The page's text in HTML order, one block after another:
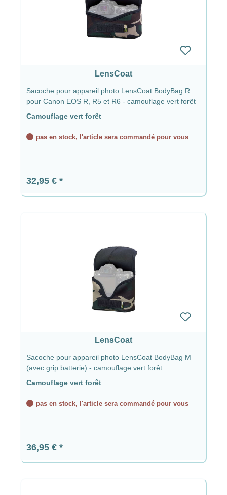
LensCoat
Sacoche pour appareil photo LensCoat BodyBag R
pour Canon EOS R, R5 et R6 - camouflage vert forêt
Camouflage vert forêt
pas en stock, l'article sera commandé pour vous
Prix régulier :
32,95 €
LensCoat
Sacoche pour appareil photo LensCoat BodyBag M
(avec grip batterie) - camouflage vert forêt
Camouflage vert forêt
pas en stock, l'article sera commandé pour vous
Prix régulier :
36,95 €